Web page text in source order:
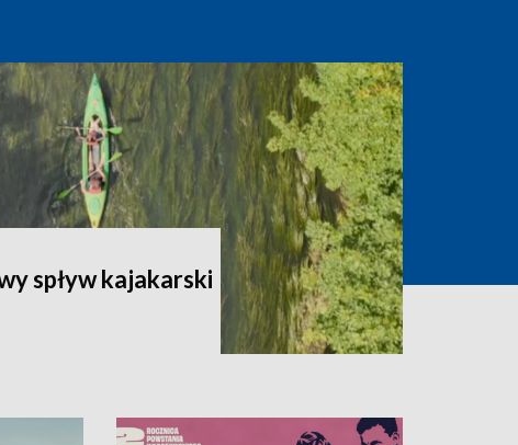
spływ kajakarski